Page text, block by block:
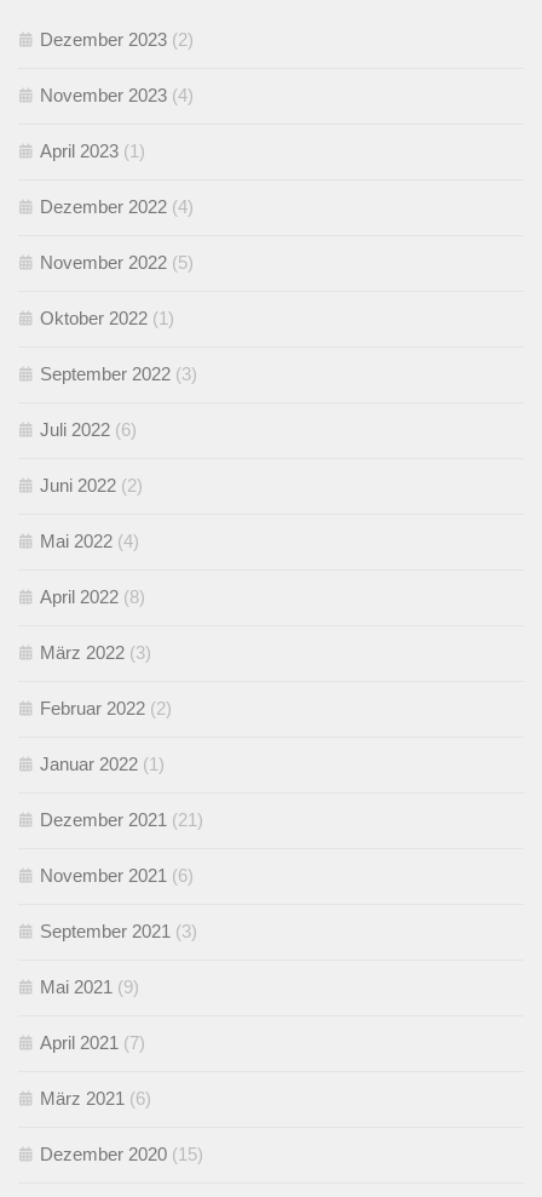
Dezember 2023 (2)
November 2023 (4)
April 2023 (1)
Dezember 2022 (4)
November 2022 (5)
Oktober 2022 (1)
September 2022 (3)
Juli 2022 (6)
Juni 2022 (2)
Mai 2022 (4)
April 2022 (8)
März 2022 (3)
Februar 2022 (2)
Januar 2022 (1)
Dezember 2021 (21)
November 2021 (6)
September 2021 (3)
Mai 2021 (9)
April 2021 (7)
März 2021 (6)
Dezember 2020 (15)